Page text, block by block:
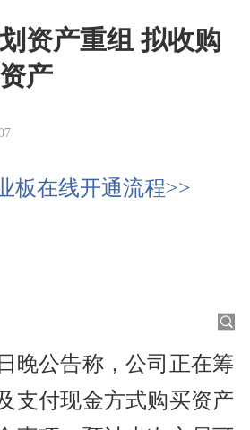
资产重组 拟收购
产
板在线开通流程>>
晚公告称，公司正在筹
支付现金方式购买资产